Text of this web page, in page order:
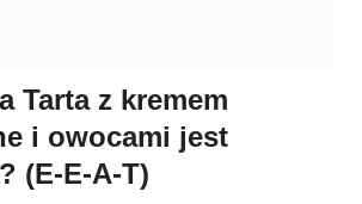
Tarta z kremem
i owocami jest
(E-E-A-T)